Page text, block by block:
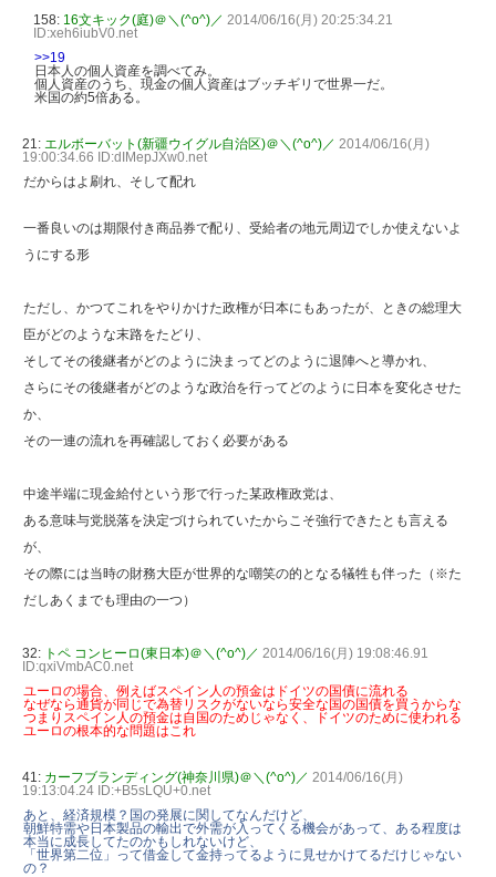
158: 16文キック(庭)＠＼(^o^)／ 2014/06/16(月) 20:25:34.21
ID:xeh6iubV0.net
>>19
日本人の個人資産を調べてみ。
個人資産のうち、現金の個人資産はブッチギリで世界一だ。
米国の約5倍ある。
21: エルボーバット(新疆ウイグル自治区)＠＼(^o^)／ 2014/06/16(月)
19:00:34.66 ID:dIMepJXw0.net
だからはよ刷れ、そして配れ
一番良いのは期限付き商品券で配り、受給者の地元周辺でしか使えないよ
うにする形
ただし、かつてこれをやりかけた政権が日本にもあったが、ときの総理大
臣がどのような末路をたどり、
そしてその後継者がどのように決まってどのように退陣へと導かれ、
さらにその後継者がどのような政治を行ってどのように日本を変化させた
か、
その一連の流れを再確認しておく必要がある
中途半端に現金給付という形で行った某政権政党は、
ある意味与党脱落を決定づけられていたからこそ強行できたとも言える
が、
その際には当時の財務大臣が世界的な嘲笑の的となる犠牲も伴った（※た
だしあくまでも理由の一つ）
32: トペ コンヒーロ(東日本)＠＼(^o^)／ 2014/06/16(月) 19:08:46.91
ID:qxiVmbAC0.net
ユーロの場合、例えばスペイン人の預金はドイツの国債に流れる
なぜなら通貨が同じで為替リスクがないなら安全な国の国債を買うからな
つまりスペイン人の預金は自国のためじゃなく、ドイツのために使われる
ユーロの根本的な問題はこれ
41: カーフブランディング(神奈川県)＠＼(^o^)／ 2014/06/16(月)
19:13:04.24 ID:+B5sLQU+0.net
あと、経済規模？国の発展に関してなんだけど、
朝鮮特需や日本製品の輸出で外需が入ってくる機会があって、ある程度は
本当に成長してたのかもしれないけど、
「世界第二位」って借金して金持ってるように見せかけてるだけじゃない
の？